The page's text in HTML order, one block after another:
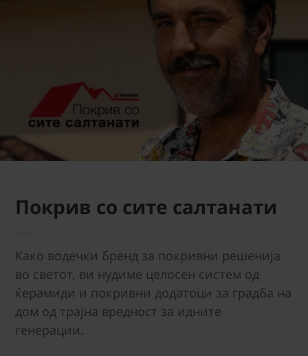
Покрив со сите салтанати
Како водечки бренд за покривни решенија
во светот, ви нудиме целосен систем од
ќерамиди и покривни додатоци за градба на
дом од трајна вредност за идните
генерации.